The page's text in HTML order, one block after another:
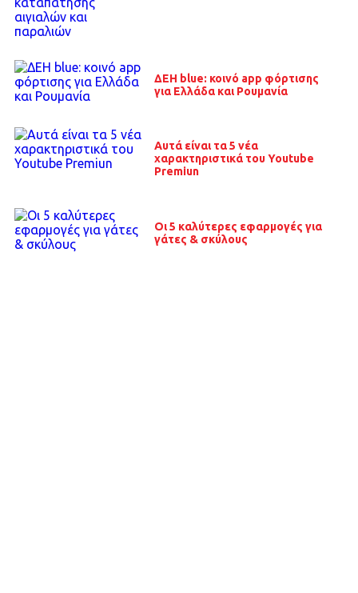
ΔΕΗ blue: κοινό app φόρτισης
για Ελλάδα και Ρουμανία
Αυτά είναι τα 5 νέα
χαρακτηριστικά του Youtube
Premiun
Οι 5 καλύτερες εφαρμογές για
γάτες & σκύλους